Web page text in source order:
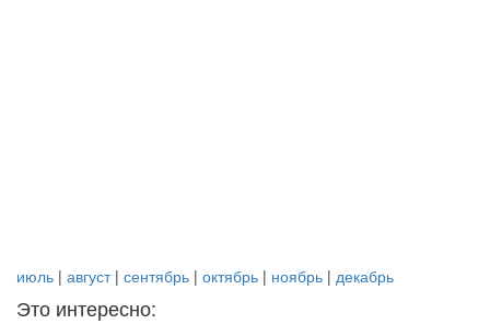
июль | август| сентябрь | октябрь | ноябрь | декабрь
Это интересно: